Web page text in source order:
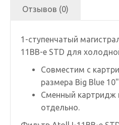
Отзывов (0)
1-ступенчатый
11BB-e STD для
Совместим с
размера Big Blue 10"
Сменный картридж
отдельно.